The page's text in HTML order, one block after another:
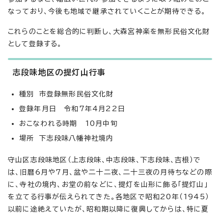
なっており、今後も地域で継承されていくことが期待できる。
これらのことを総合的に判断し、大森宮神楽を無形民俗文化財
として登録する。
志段味地区の提灯山行事
種別 市登録無形民俗文化財
登録年月日 令和7年4月22日
おこなわれる時期 10月中旬
場所 下志段味八幡神社境内
守山区志段味地区（上志段味、中志段味、下志段味、吉根）で
は、旧暦6月や7月、盆や二十二夜、二十三夜の月待ちなどの際
に、寺社の境内、お堂の前などに、提灯を山形に飾る「提灯山」
を立てる行事が伝えられてきた。各地区で昭和20年（1945）
以前に途絶えていたが、昭和期以降に復興してからは、特に夏